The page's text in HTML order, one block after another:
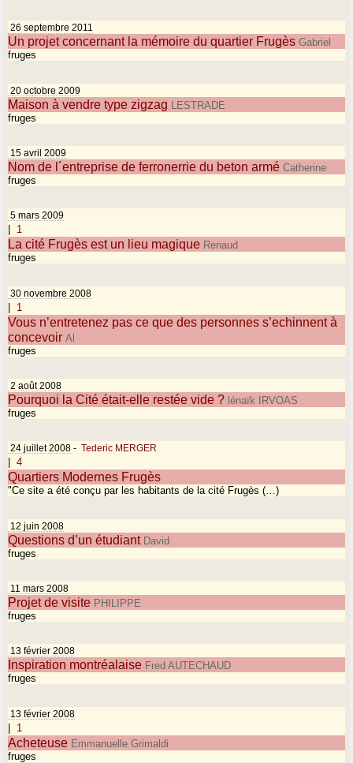
26 septembre 2011
Un projet concernant la mémoire du quartier Frugès Gabriel
fruges
20 octobre 2009
Maison à vendre type zigzag LESTRADE
fruges
15 avril 2009
Nom de l´entreprise de ferronerrie du beton armé Catherine
fruges
5 mars 2009
1
La cité Frugès est un lieu magique Renaud
fruges
30 novembre 2008
| 1
Vous n’entretenez pas ce que des personnes s’echinnent à
concevoir Al
fruges
2 août 2008
Pourquoi la Cité était-elle restée vide ? lénaïk IRVOAS
fruges
24 juillet 2008 - Tederic MERGER
4
Quartiers Modernes Frugès
"Ce site a été conçu par les habitants de la cité Frugès (…)
12 juin 2008
Questions d’un étudiantDavid
fruges
11 mars 2008
Projet de visite PHILIPPE
fruges
13 février 2008
Inspiration montréalaise Fred AUTECHAUD
fruges
13 février 2008
| 1
Acheteuse Emmanuelle Grimaldi
fruges